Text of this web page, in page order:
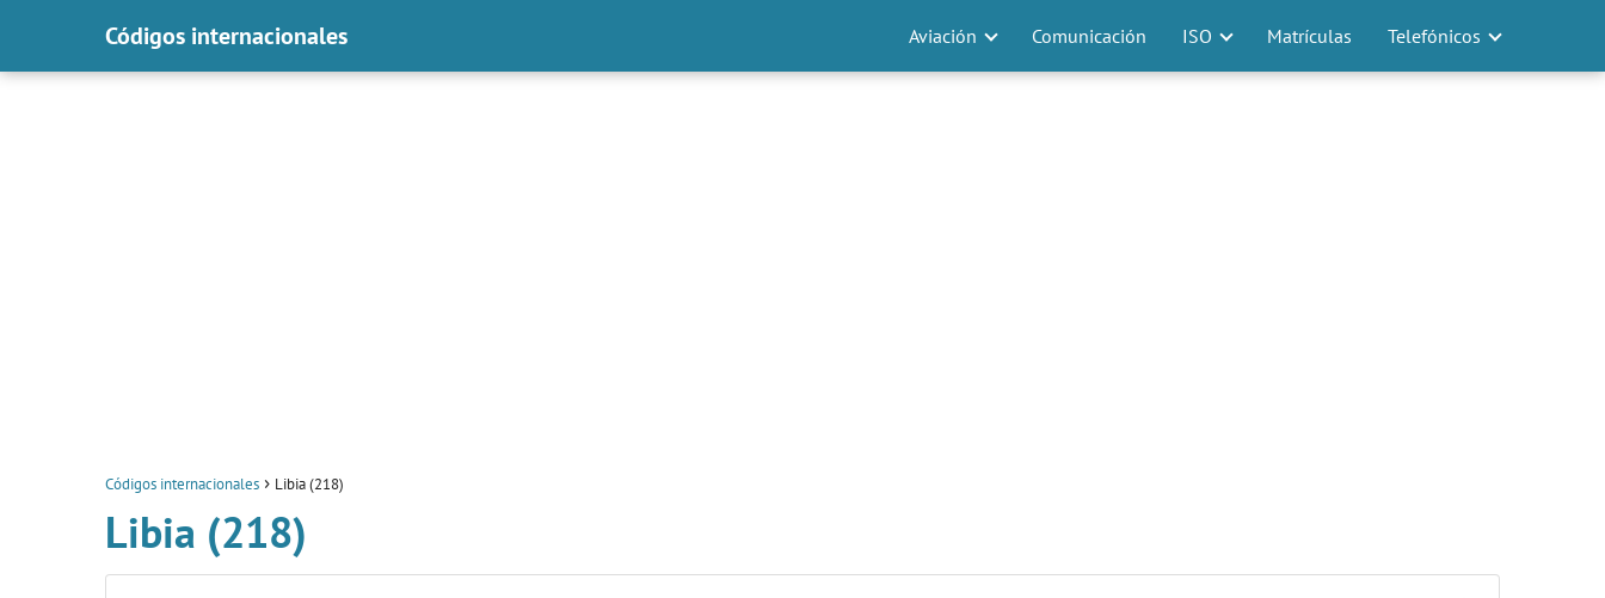
Códigos internacionales Aviación Comunicación ISO Matrículas Telefónicos
Códigos internacionales Libia (218)
Libia (218)